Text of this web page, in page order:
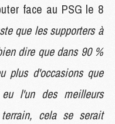
face au PSG le 8
que les supporters à
dire que dans 90 %
plus d'occasions que
l'un des meilleurs
cela se serait